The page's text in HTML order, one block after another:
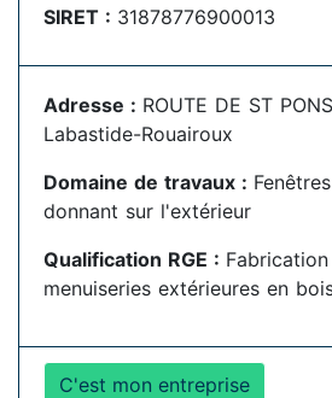
SIRET : 31878776900013
Adresse : ROUTE DE ST
Labastide-Rouairoux
Domaine de travaux :
donnant sur l'extérieur
Qualification RGE :
menuiseries extérieures en
C'est mon entreprise